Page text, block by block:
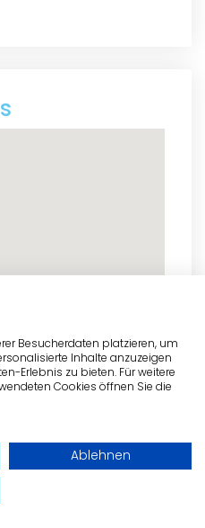
-
Besucherdaten platzieren, um
Inhalte anzuzeigen
Erlebnis zu bieten. Für weitere
Cookies öffnen Sie die
Ablehnen